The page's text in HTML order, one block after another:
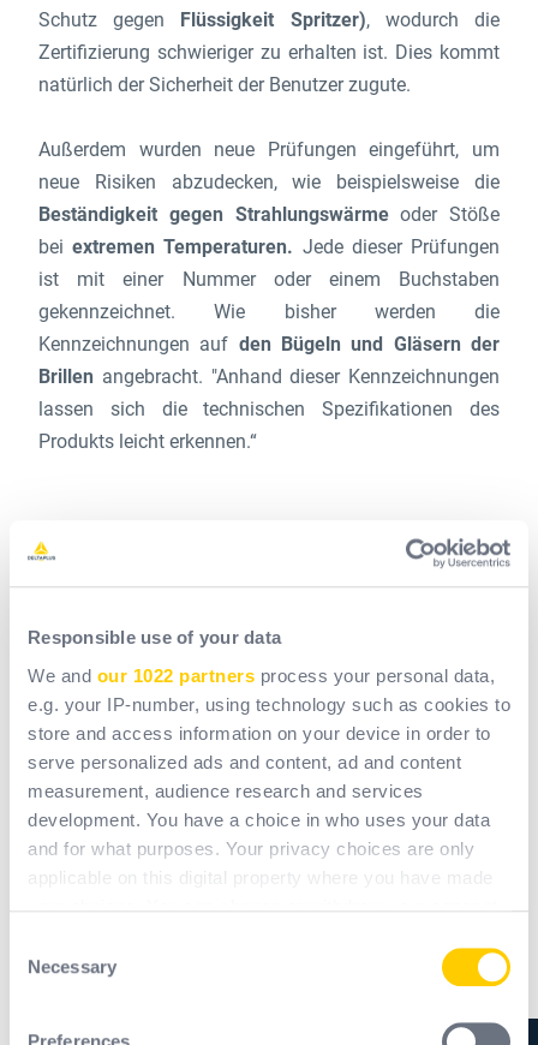
Responsible use of your data
We and our 1022 partners process your personal data,
e.g. your IP-number, using technology such as cookies to
store and access information on your device in order to
serve personalized ads and content, ad and content
measurement, audience research and services
development. You have a choice in who uses your data
and for what purposes. Your privacy choices are only
applicable on this digital property where you have made
the Privacy trigger icon.
Selection
Necessary
Schutz gegen Flüssigkeit Spritzer), wodurch die
Zertifizierung schwieriger zu erhalten ist. Dies kommt
natürlich der Sicherheit der Benutzer zugute.
Außerdem wurden neue Prüfungen eingeführt, um
neue Risiken abzudecken, wie beispielsweise die
Beständigkeit gegen Strahlungswärmeoder Stöße
beiextremen Temperaturen. Jede dieser Prüfungen
ist mit einer Nummer oder einem Buchstaben
gekennzeichnet. Wie bisher werden die
Kennzeichnungen auf den Bügeln und Gläsern der
Brillen angebracht. "Anhand dieser Kennzeichnungen
lassen sich die technischen Spezifikationen des
Produkts leicht erkennen.“
Auswirkungen auf das Delta Plus-